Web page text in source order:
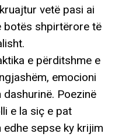
vetë pasi ai
botës shpirtërore të
e përditshme e
emocioni
Poezinë
e la siç e pat
sepse ky krijim